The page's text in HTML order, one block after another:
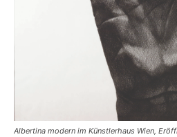
Albertina modern im Künstlerhaus Wien,